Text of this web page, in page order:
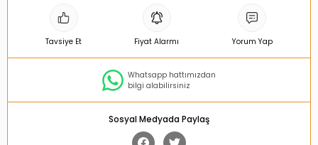
Tavsiye Et Fiyat Alarmı Yorum Yap
Whatsapp hattımızdan
bilgi alabilirsiniz
Sosyal Medyada Paylaş